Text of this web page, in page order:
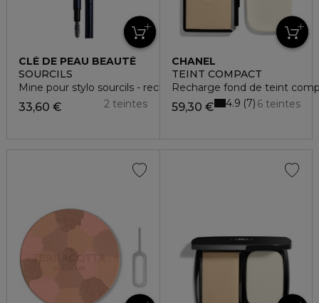
CLÉ DE PEAU BEAUTÉ
SOURCILS
Mine pour stylo sourcils - recharge
33,60 € 2 teintes
CHANEL
TEINT COMPACT
Recharge fond de teint
59,30 € 6 teintes
4.9 7